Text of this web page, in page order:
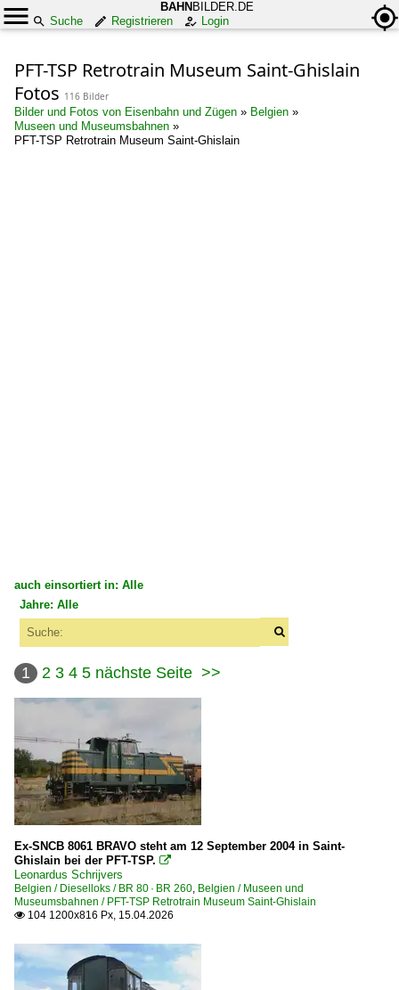
BAHN BILDER.DE
Suche
Registrieren Login
PFT-TSP Retrotrain Museum Saint-Ghislain
Fotos 116 Bilder
Bilder und Fotos von Eisenbahn und Zügen » Belgien »
Museen und Museumsbahnen »
PFT-TSP Retrotrain Museum Saint-Ghislain
auch einsortiert in: Alle
Alle Kategorien
Belgien
Bahnbetriebswerke
Depots, Betriebswerke und Anlagen
Bahnhöfe
Gent St Pieters
Bahntechnische Anlagen und Kunstbauten
Brücken und Tunnel
Dampfloks
BR 26
Jahre: Alle
2000
2007
2008
2009
2010
2010
2013
1 2 3 4 5 nächste Seite >>
Ex-SNCB 8061 BRAVO steht am 12 September 2004 in Saint-
Ghislain bei der PFT-TSP. 
Leonardus Schrijvers
Belgien / Dieselloks / BR 80 · BR 260, Belgien / Museen und
Museumsbahnen / PFT-TSP Retrotrain Museum Saint-Ghislain
 104 1200x816 Px, 15.04.2026